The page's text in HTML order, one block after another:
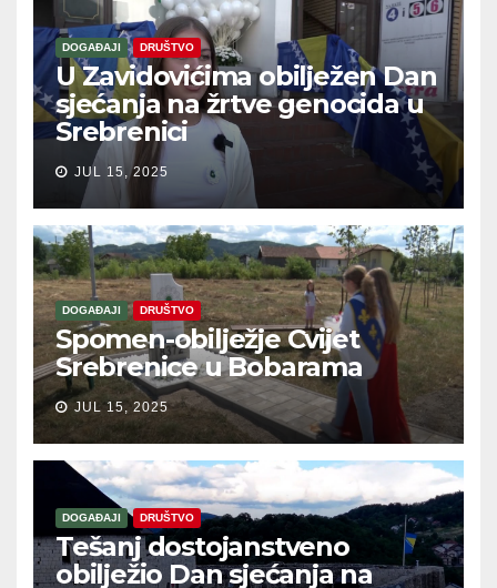
DOGAĐAJI DRUŠTVO
U Zavidovićima obilježen Dan
sjećanja na žrtve genocida u
Srebrenici
JUL 15, 2025
DOGAĐAJI DRUŠTVO
Spomen-obilježje Cvijet
Srebrenice u Bobarama
JUL 15, 2025
DOGAĐAJI DRUŠTVO
Tešanj dostojanstveno
obilježio Dan sjećanja na